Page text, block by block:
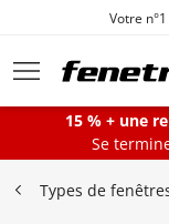
Votre
Fenêtres
15 % + une
Se
Types de